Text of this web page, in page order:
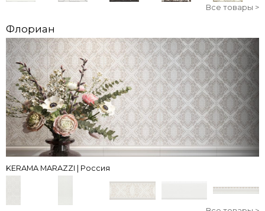
Все товары >
Флориан
KERAMA MARAZZI | Россия